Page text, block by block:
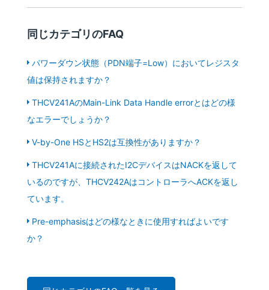
同じカテゴリのFAQ
パワーダウン状態（PDN端子=Low）においてレジスタ
値は保持されますか？
THCV241AのMain-Link Data Handle errorとはどの様
なエラーでしょうか？
V-by-One HSとHS2は互換性がありますか？
THCV241Aに接続されたI2CデバイスはNACKを返して
いるのですが、THCV242AはコントローラへACKを返し
ています。
Pre-emphasisはどの様なときに使用すればよいです
か？